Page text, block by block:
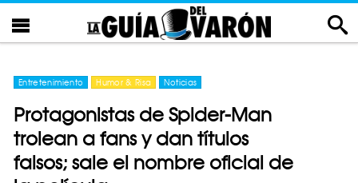
Entretenimiento Humor & Risa Noticias
Protagonistas de Spider-Man
trolean a fans y dan títulos
falsos; sale el nombre oficial de